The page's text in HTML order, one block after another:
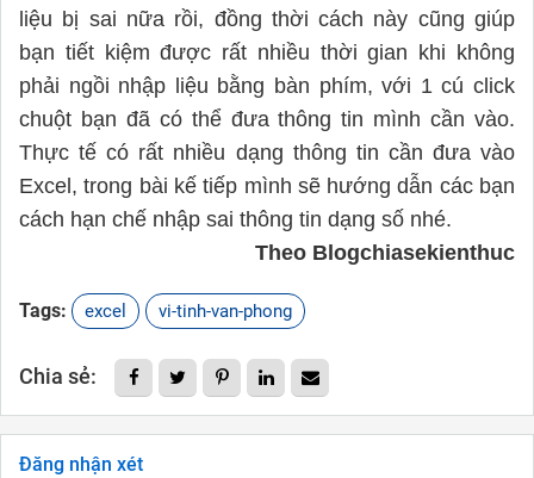
liệu bị sai nữa rồi, đồng thời cách này cũng giúp
bạn tiết kiệm được rất nhiều thời gian khi không
phải ngồi nhập liệu bằng bàn phím, với 1 cú click
chuột bạn đã có thể đưa thông tin mình cần vào.
Thực tế có rất nhiều dạng thông tin cần đưa vào
Excel, trong bài kế tiếp mình sẽ hướng dẫn các bạn
cách hạn chế nhập sai thông tin dạng số nhé.
Theo Blogchiasekienthuc
Tags: excel vi-tinh-van-phong
Chia sẻ:
Đăng nhận xét